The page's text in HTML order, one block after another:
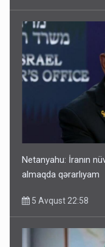
Netanyahu: İranın
almaqda qərarlıyam
5 Avqust 22:58